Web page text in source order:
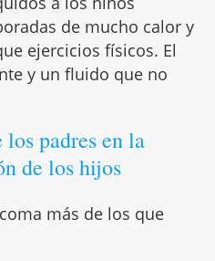
de mucho calor y
ejercicios físicos. El
y un fluido que no
padres en la
de los hijos
más de los que